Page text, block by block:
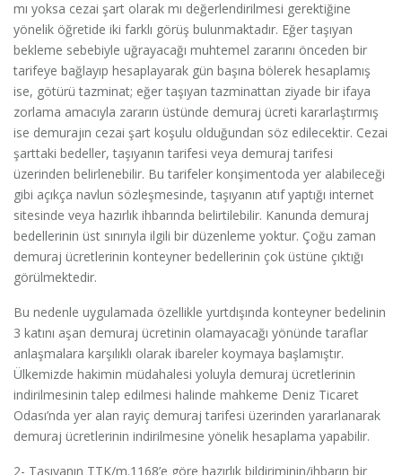
mı yoksa cezai şart olarak mı değerlendirilmesi gerektiğine
yönelik öğretide iki farklı görüş bulunmaktadır. Eğer taşıyan
bekleme sebebiyle uğrayacağı muhtemel zararını önceden bir
tarifeye bağlayıp hesaplayarak gün başına bölerek hesaplamış
ise, götürü tazminat; eğer taşıyan tazminattan ziyade bir ifaya
zorlama amacıyla zararın üstünde demuraj ücreti kararlaştırmış
ise demurajın cezai şart koşulu olduğundan söz edilecektir. Cezai
şarttaki bedeller, taşıyanın tarifesi veya demuraj tarifesi
üzerinden belirlenebilir. Bu tarifeler konşimentoda yer alabileceği
gibi açıkça navlun sözleşmesinde, taşıyanın atıf yaptığı internet
sitesinde veya hazırlık ihbarında belirtilebilir. Kanunda demuraj
bedellerinin üst sınırıyla ilgili bir düzenleme yoktur. Çoğu zaman
demuraj ücretlerinin konteyner bedellerinin çok üstüne çıktığı
görülmektedir.
Bu nedenle uygulamada özellikle yurtdışında konteyner bedelinin
3 katını aşan demuraj ücretinin olamayacağı yönünde taraflar
anlaşmalara karşılıklı olarak ibareler koymaya başlamıştır.
Ülkemizde hakimin müdahalesi yoluyla demuraj ücretlerinin
indirilmesinin talep edilmesi halinde mahkeme Deniz Ticaret
Odası’nda yer alan rayiç demuraj tarifesi üzerinden yararlanarak
demuraj ücretlerinin indirilmesine yönelik hesaplama yapabilir.
2- Taşıyanın TTK/m.1168’e göre hazırlık bildiriminin/ihbarın bir